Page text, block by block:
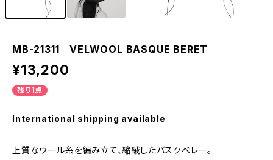
MB-21311 VELWOOL BASQUE BERET
¥13,200
残り1点
International shipping available
上質なウール糸を編み立て、縮絨したバスクベレー。